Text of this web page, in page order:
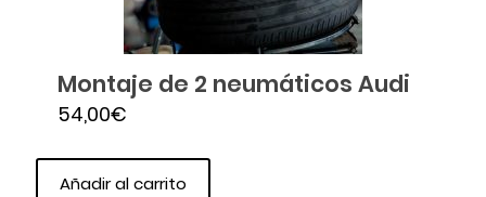
Montaje de 2 neumáticos Audi
54,00€
Añadir al carrito